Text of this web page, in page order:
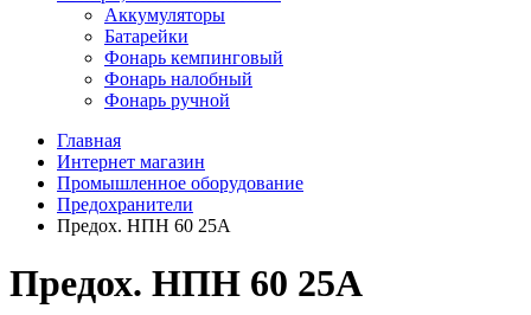
Аккумуляторы
Батарейки
Фонарь кемпинговый
Фонарь налобный
Фонарь ручной
Главная
Интернет магазин
Промышленное оборудование
Предохранители
Предох. НПН 60 25А
Предох. НПН 60 25А